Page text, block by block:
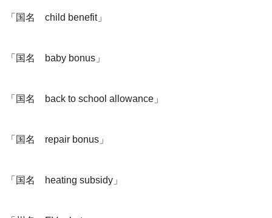
「国名 child benefit」
「国名 baby bonus」
「国名 back to school allowance」
「国名 repair bonus」
「国名 heating subsidy」